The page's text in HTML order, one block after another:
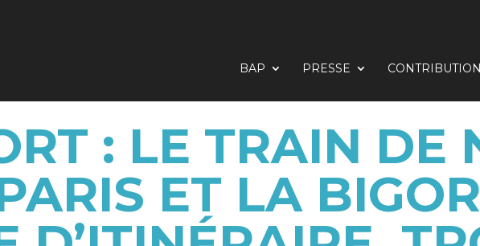
BAP PRESSE
: LE TRAIN DE
ET LA